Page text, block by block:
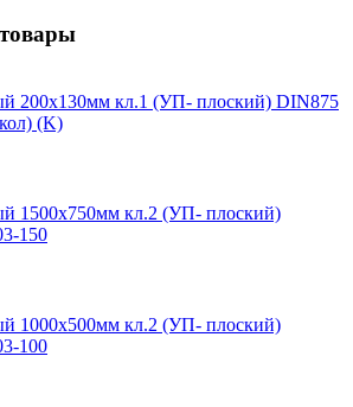
200х130мм кл.1 (УП- плоский) DIN875
(K)
1500х750мм кл.2 (УП- плоский)
150
1000х500мм кл.2 (УП- плоский)
100